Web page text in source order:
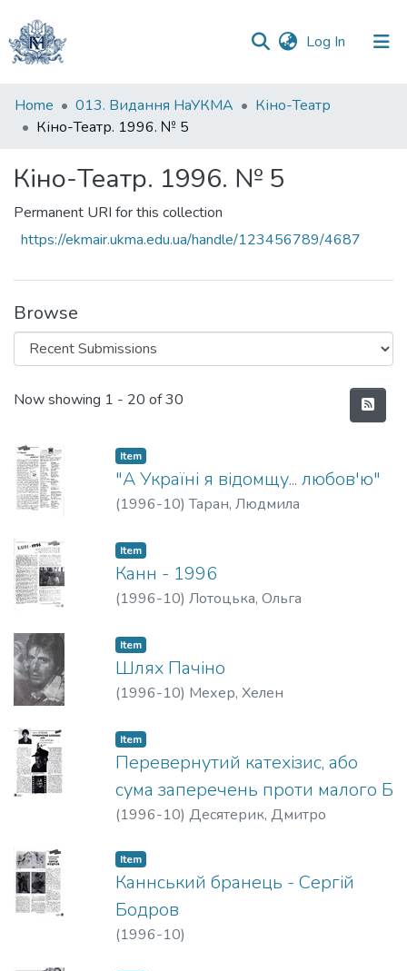
Log In (current)
Communities
&
All of DSpace
Statistics
Home 013. Видання НаУКМА
Кіно-Театр
Кіно-Театр. 1996. № 5
Кіно-Театр. 1996. № 5
Permanent URI for this collection
https://ekmair.ukma.edu.ua/handle/123456789/4687
Browse
Recent Submissions
Now showing 1 - 20 of 30
Item
"А Україні я відомщу... любов'ю"
(1996-10)Таран, Людмила
Item
Канн - 1996
(1996-10) Лотоцька, Ольга
Item
Шлях Пачіно
(1996-10) Мехер, Хелен
Item
Перевернутий катехізис, або
сума заперечень проти малого Б
(1996-10) Десятерик, Дмитро
Item
Каннський бранець - Сергій
Бодров
(1996-10)